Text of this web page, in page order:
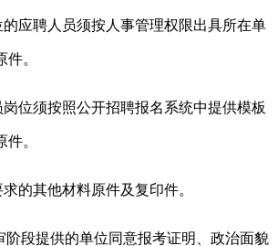
应聘人员须按人事管理权限出具所在单
。
位须按照公开招聘报名系统中提供模板
。
的其他材料原件及复印件。
阶段提供的单位同意报考证明、政治面貌